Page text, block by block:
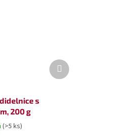
s
200 g
(>5 ks)
Další
produkt